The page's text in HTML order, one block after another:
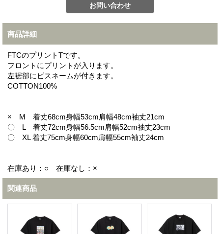
商品詳細
FTCのプリントTです。
フロントにプリントが入ります。
左裾部にピスネームが付きます。
COTTON100%
× M 着丈68cm身幅53cm肩幅48cm袖丈21cm
〇 L 着丈72cm身幅56.5cm肩幅52cm袖丈23cm
〇 XL 着丈75cm身幅60cm肩幅55cm袖丈24cm
在庫あり：○ 在庫なし：×
関連商品